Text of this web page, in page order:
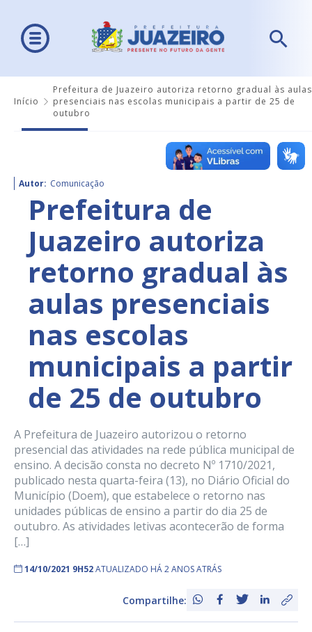
Início
Prefeitura de Juazeiro autoriza retorno gradual às aulas
presenciais nas escolas municipais a partir de 25 de
outubro
Autor: Comunicação
Prefeitura de
Juazeiro autoriza
retorno gradual às
aulas presenciais
nas escolas
municipais a partir
de 25 de outubro
A Prefeitura de Juazeiro autorizou o retorno
presencial das atividades na rede pública municipal de
ensino. A decisão consta no decreto Nº 1710/2021,
publicado nesta quarta-feira (13), no Diário Oficial do
Município (Doem), que estabelece o retorno nas
unidades públicas de ensino a partir do dia 25 de
outubro. As atividades letivas acontecerão de forma
[…]
14/10/2021 9H52ATUALIZADO HÁ 2 ANOS ATRÁS
Compartilhe: